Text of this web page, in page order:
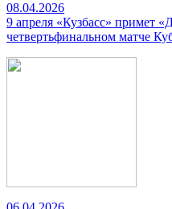
08.04.2026
9 апреля «Кузбасс» примет
четвертьфинальном матче